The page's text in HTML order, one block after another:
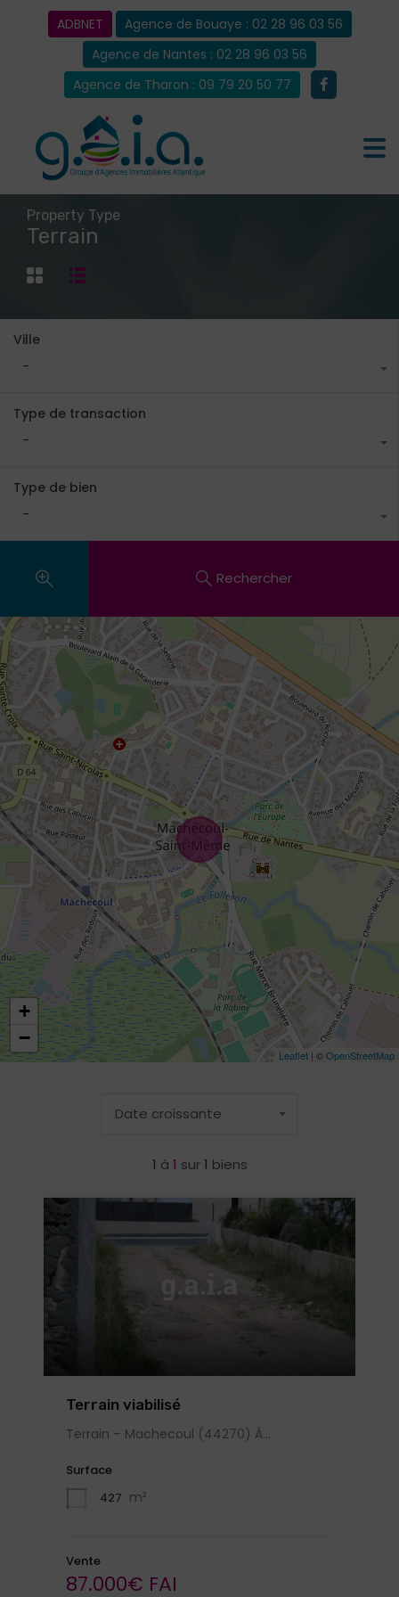
ADBNET
Agence de Bouaye : 02 28 96 03 56
Agence de Nantes : 02 28 96 03 56
Agence de Tharon : 09 79 20 50 77
Property Type
Terrain
Ville
-
Type de transaction
-
Type de bien
-
Rechercher
+
−
Leaflet | ©OpenStreetMap
1 à 1 sur1 biens
Date croissante
Terrain viabilisé
Terrain – Machecoul (44270) À…
Surface
427 m²
Vente
87.000€ FAI